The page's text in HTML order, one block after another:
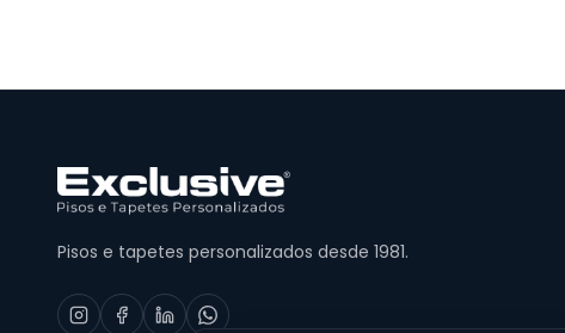
Pisos e tapetes personalizados desde 1981.